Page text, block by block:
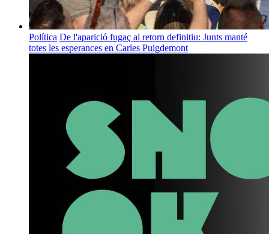
Política De l'aparició fugaç al retorn definitiu: Junts manté
totes les esperances en Carles Puigdemont